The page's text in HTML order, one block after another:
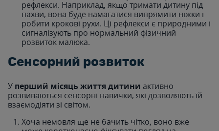
рефлекси. Наприклад, якщо тримати дитину під
пахви, вона буде намагатися випрямити ніжки і
робити крокові рухи. Ці рефлекси є природними і
сигналізують про нормальний фізичний
розвиток малюка.
Сенсорний розвиток
У перший місяць життя дитини активно
розвиваються сенсорні навички, які дозволяють їй
взаємодіяти зі світом.
Хоча немовля ще не бачить чітко, воно вже